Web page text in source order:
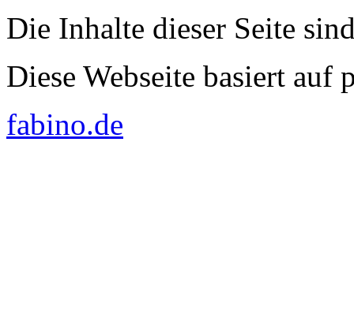
Die Inhalte dieser Seite
Diese Webseite basiert auf
fabino.de